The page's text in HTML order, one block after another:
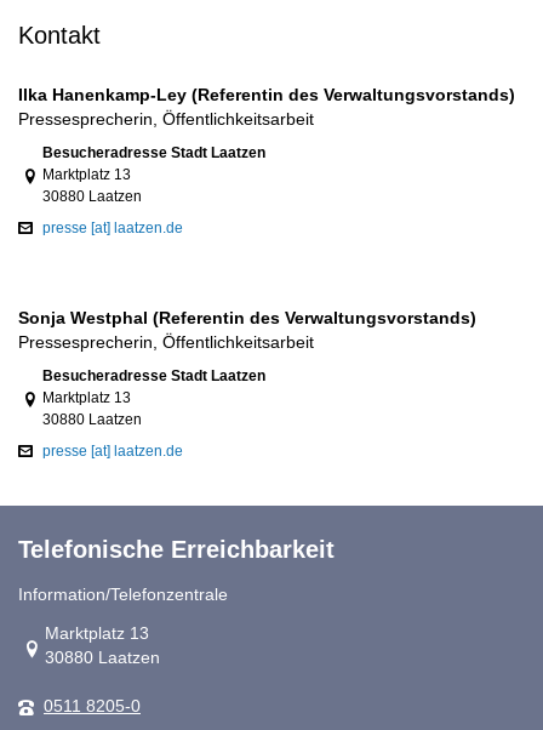
Kontakt
Ilka Hanenkamp-Ley (Referentin des Verwaltungsvorstands)
Pressesprecherin, Öffentlichkeitsarbeit
Link zur Google-Maps Navigation
Besucheradresse Stadt Laatzen
Marktplatz 13
30880 Laatzen
presse [at] laatzen.de
Sonja Westphal (Referentin des Verwaltungsvorstands)
Pressesprecherin, Öffentlichkeitsarbeit
Link zur Google-Maps Navigation
Besucheradresse Stadt Laatzen
Marktplatz 13
30880 Laatzen
presse [at] laatzen.de
Telefonische Erreichbarkeit
Information/Telefonzentrale
Link zur Google-Maps Navigation
Marktplatz 13
30880 Laatzen
0511 8205-0